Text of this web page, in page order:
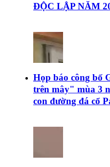
ĐỘC LẬP NĂM
Họp báo công bố
trên mây" mùa 3
con đường đá cổ